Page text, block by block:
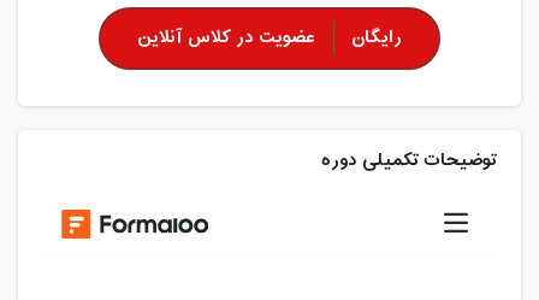
رایگان عضویت در کلاس آنلاین
توضیحات تکمیلی دوره